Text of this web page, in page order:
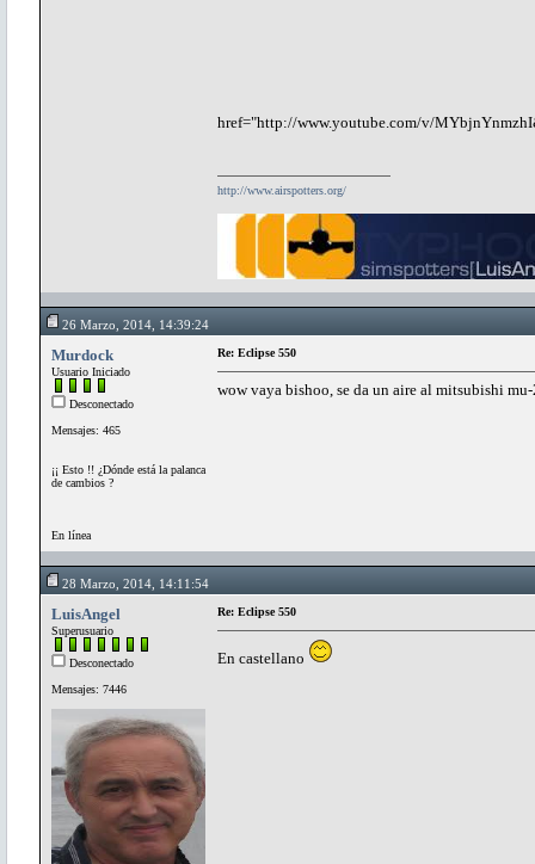
href="http://www.youtube.com/v/
http://www.airspotters.org/
26 Marzo, 2014, 14:39:24
Murdock
Usuario Iniciado
Desconectado
Mensajes: 465
¡¡ Esto !! ¿Dónde está la palanca
de cambios ?
En línea
Re: Eclipse 550
wow vaya bishoo, se da un aire al mitsubishi
28 Marzo, 2014, 14:11:54
LuisAngel
Superusuario
Desconectado
Mensajes: 7446
Re: Eclipse 550
En castellano